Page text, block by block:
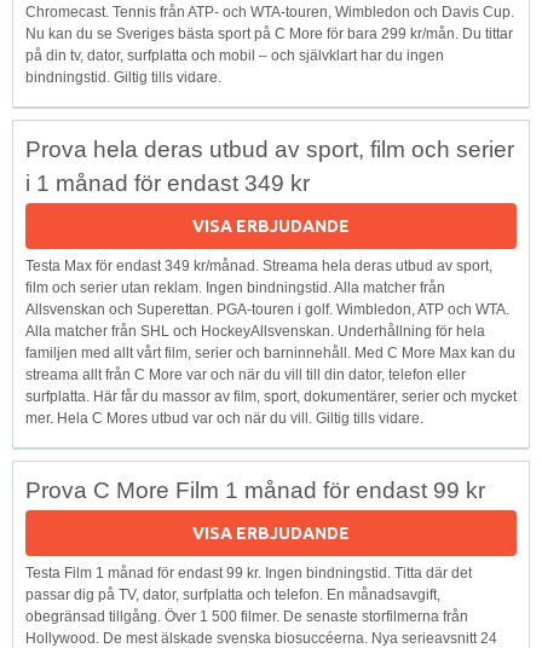
Chromecast. Tennis från ATP- och WTA-touren, Wimbledon och Davis Cup.
Nu kan du se Sveriges bästa sport på C More för bara 299 kr/mån. Du tittar
på din tv, dator, surfplatta och mobil – och självklart har du ingen
bindningstid. Giltig tills vidare.
Prova hela deras utbud av sport, film och serier
i 1 månad för endast 349 kr
VISA ERBJUDANDE
Testa Max för endast 349 kr/månad. Streama hela deras utbud av sport,
film och serier utan reklam. Ingen bindningstid. Alla matcher från
Allsvenskan och Superettan. PGA-touren i golf. Wimbledon, ATP och WTA.
Alla matcher från SHL och HockeyAllsvenskan. Underhållning för hela
familjen med allt vårt film, serier och barninnehåll. Med C More Max kan du
streama allt från C More var och när du vill till din dator, telefon eller
surfplatta. Här får du massor av film, sport, dokumentärer, serier och mycket
mer. Hela C Mores utbud var och när du vill. Giltig tills vidare.
Prova C More Film 1 månad för endast 99 kr
VISA ERBJUDANDE
Testa Film 1 månad för endast 99 kr. Ingen bindningstid. Titta där det
passar dig på TV, dator, surfplatta och telefon. En månadsavgift,
obegränsad tillgång. Över 1 500 filmer. De senaste storfilmerna från
Hollywood. De mest älskade svenska biosuccéerna. Nya serieavsnitt 24